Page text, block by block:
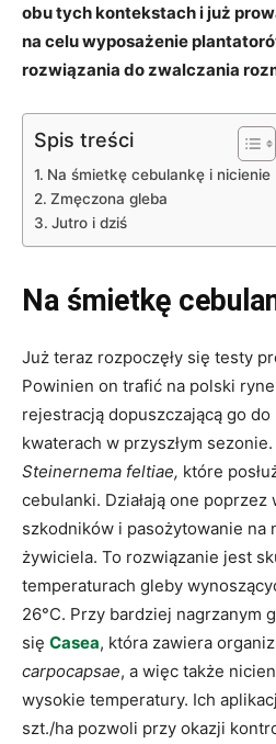
obu tych kontekstach i już
na celu wyposażenie
rozwiązania do zwalczania
Spis treści
Na śmietkę cebulankę i nicienie
Zmęczona gleba
Jutro i dziś
Na śmietkę
Już teraz rozpoczęły się testy
Powinien on trafić na polski
rejestracją dopuszczającą go
kwaterach w przyszłym
Steinernema feltiae, które
cebulanki. Działają one poprzez
szkodników i pasożytowanie na
żywiciela. To rozwiązanie jest
temperaturach gleby
26°C. Przy bardziej nagrzanym
się Casea, która zawiera
carpocapsae, a więc także
wysokie temperatury. Ich
szt./ha pozwoli przy okazji